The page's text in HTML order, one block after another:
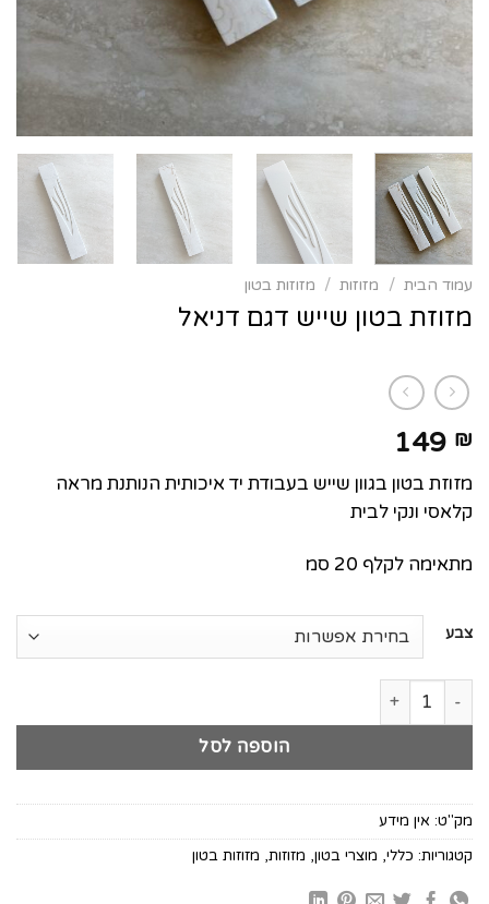
עמוד הבית / מזוזות / מזוזות בטון
מזוזת בטון שייש דגם דניאל
149 ₪
מזוזת בטון בגוון שייש בעבודת יד איכותית הנותנת מראה
קלאסי ונקי לבית
מתאימה לקלף 20 סמ
צבע
כמות של מזוזת בטון שייש דגם דניאל
הוספה לסל
מק"ט: אין מידע
קטגוריות: כללי, מוצרי בטון, מזוזות, מזוזות בטון